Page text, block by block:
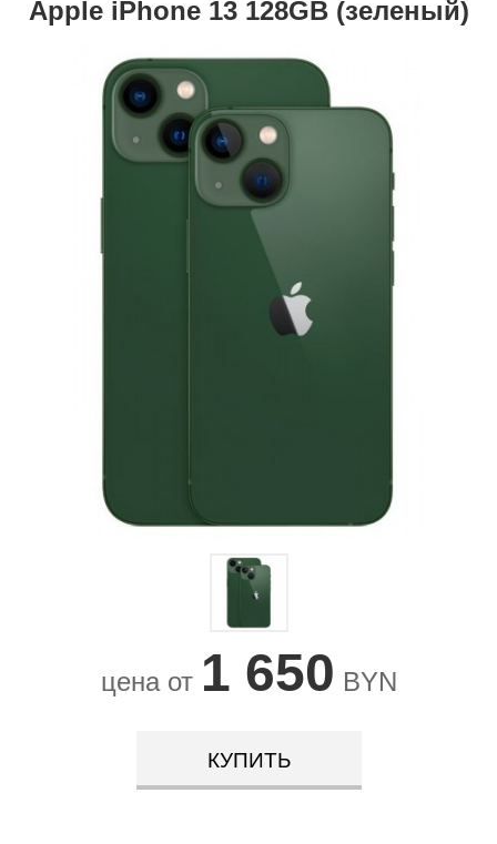
Apple iPhone 13 128GB (зеленый)
цена от 1 650 BYN
КУПИТЬ